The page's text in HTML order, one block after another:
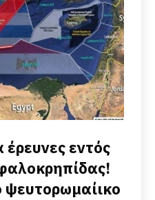
έρευνες εντός
ψευτορωμαίικο